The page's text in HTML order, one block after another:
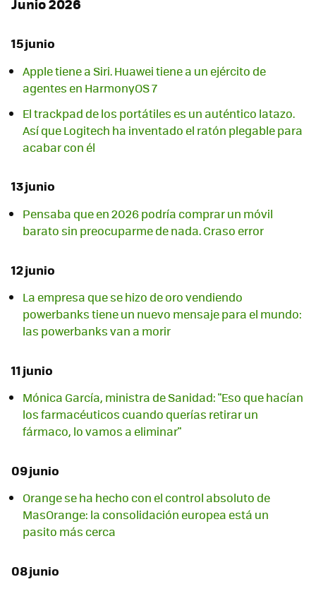
Junio 2026
15 junio
Apple tiene a Siri. Huawei tiene a un ejército de
agentes en HarmonyOS 7
El trackpad de los portátiles es un auténtico latazo.
Así que Logitech ha inventado el ratón plegable para
acabar con él
13 junio
Pensaba que en 2026 podría comprar un móvil
barato sin preocuparme de nada. Craso error
12 junio
La empresa que se hizo de oro vendiendo
powerbanks tiene un nuevo mensaje para el mundo:
las powerbanks van a morir
11 junio
Mónica García, ministra de Sanidad: "Eso que hacían
los farmacéuticos cuando querías retirar un
fármaco, lo vamos a eliminar"
09 junio
Orange se ha hecho con el control absoluto de
MasOrange: la consolidación europea está un
pasito más cerca
08 junio